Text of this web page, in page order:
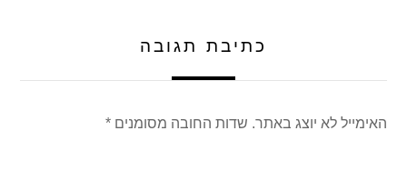
כתיבת תגובה
האימייל לא יוצג באתר. שדות החובה מסומנים*